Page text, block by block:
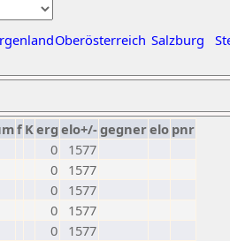
Oberösterreich Salzburg
f Kerg elo+/-gegnerelo pnr
0
1577
0
1577
0
1577
0
1577
0
1577